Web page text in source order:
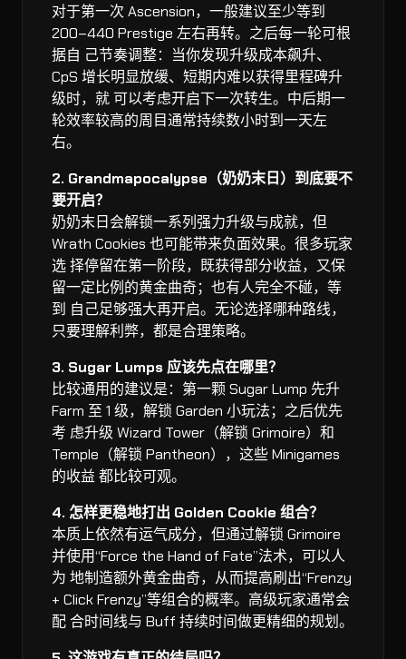
对于第一次 Ascension，一般建议至少等到
200–440 Prestige 左右再转。之后每一轮可根
据自 己节奏调整：当你发现升级成本飙升、
CpS 增长明显放缓、短期内难以获得里程碑升
级时，就 可以考虑开启下一次转生。中后期一
轮效率较高的周目通常持续数小时到一天左
右。
2. Grandmapocalypse（奶奶末日）到底要不
要开启？
奶奶末日会解锁一系列强力升级与成就，但
Wrath Cookies 也可能带来负面效果。很多玩家
选 择停留在第一阶段，既获得部分收益，又保
留一定比例的黄金曲奇；也有人完全不碰，等
到 自己足够强大再开启。无论选择哪种路线，
只要理解利弊，都是合理策略。
3. Sugar Lumps 应该先点在哪里？
比较通用的建议是：第一颗 Sugar Lump 先升
Farm 至 1 级，解锁 Garden 小玩法；之后优先
考 虑升级 Wizard Tower（解锁 Grimoire）和
Temple（解锁 Pantheon），这些 Minigames
的收益 都比较可观。
4. 怎样更稳地打出 Golden Cookie 组合？
本质上依然有运气成分，但通过解锁 Grimoire
并使用“Force the Hand of Fate”法术，可以人
为 地制造额外黄金曲奇，从而提高刷出“Frenzy
+ Click Frenzy”等组合的概率。高级玩家通常会
配 合时间线与 Buff 持续时间做更精细的规划。